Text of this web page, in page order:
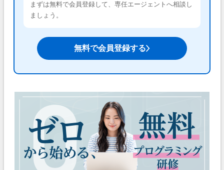
まずは無料で会員登録して、専任エージェントへ相談し
ましょう。
無料で会員登録する